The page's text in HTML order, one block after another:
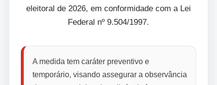
eleitoral de 2026, em conformidade com a Lei
Federal nº 9.504/1997.
A medida tem caráter preventivo e
temporário, visando assegurar a observância